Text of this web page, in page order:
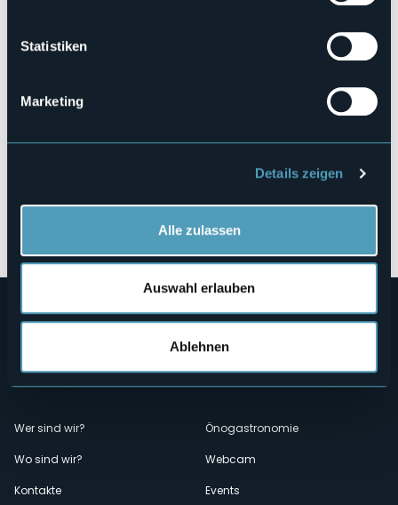
Statistiken
Marketing
Details zeigen
Alle zulassen
Auswahl erlauben
Ablehnen
28853 - Druogno (VB)
Öffnen Sie die Karte
Menù
secondario
Wer sind wir?
Wo sind wir?
Kontakte
Önogastronomie
Webcam
Events